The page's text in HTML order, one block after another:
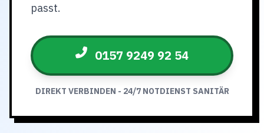
passt.
0157 9249 92 54
DIREKT VERBINDEN - 24/7 NOTDIENST SANITÄR